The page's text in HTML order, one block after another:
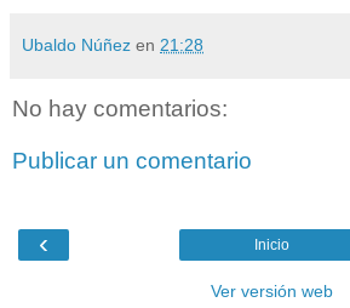
Ubaldo Núñez en 21:28
No hay comentarios:
Publicar un comentario
‹ Inicio
Ver versión web